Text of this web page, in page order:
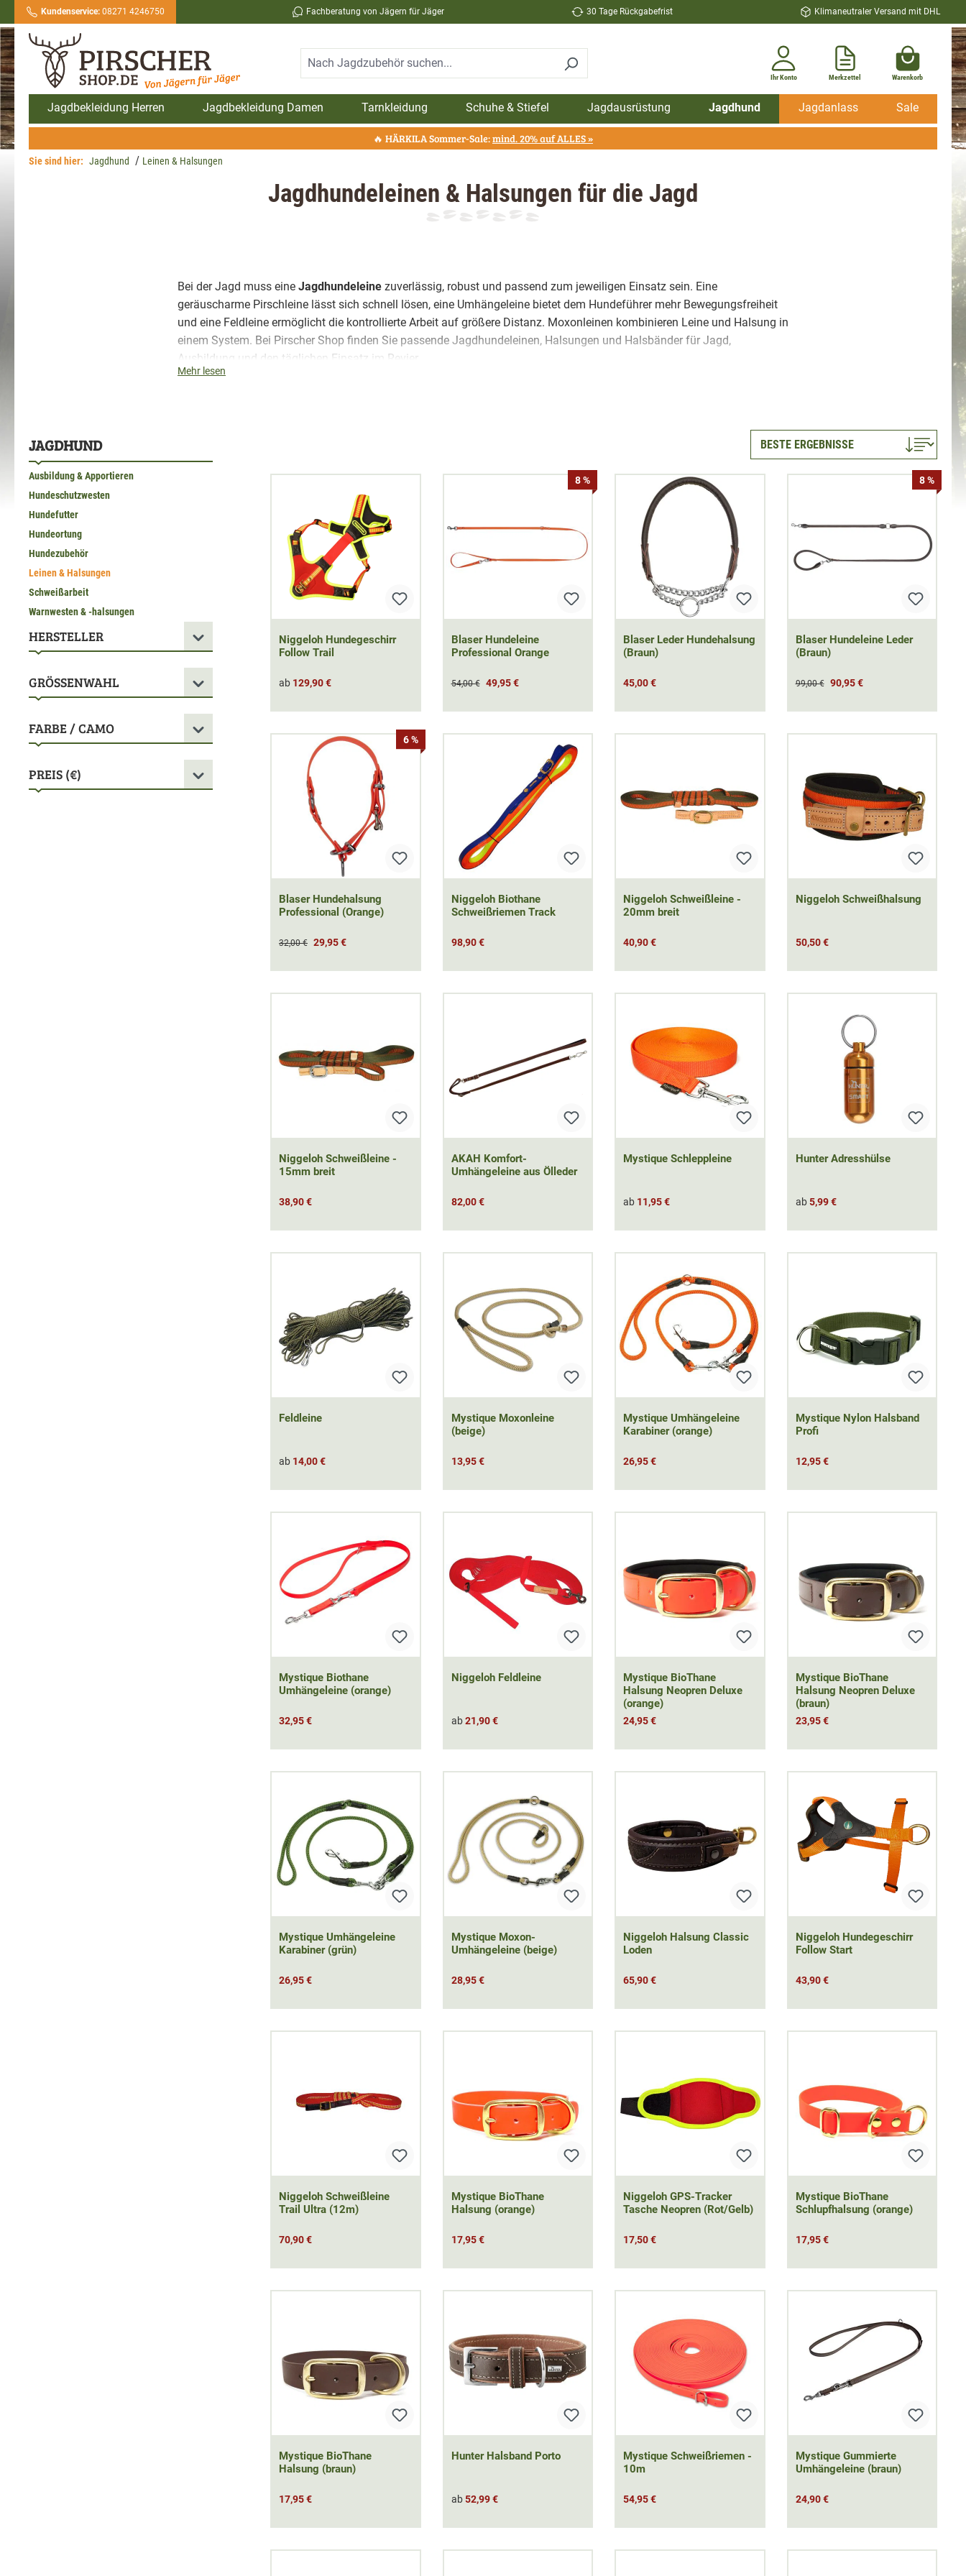
Zur Hauptnavigation springen
Kundenservice:08271 4246750 Fachberatung von Jägern für Jäger 30 Tage Rückgabefrist Klimaneutraler Versand mit DHL
Ihr Konto Merkzettel Warenkorb
Jagdbekleidung Herren Jagdbekleidung Damen Tarnkleidung Schuhe & Stiefel Jagdausrüstung Jagdhund Jagdanlass Sale
🔥 HÄRKILA Sommer-Sale:mind. 20% auf ALLES »
Sie sind hier: Jagdhund Leinen & Halsungen
Jagdhundeleinen & Halsungen für die Jagd
Bei der Jagd muss eine Jagdhundeleine zuverlässig, robust und passend zum jeweiligen Einsatz sein. Eine
geräuscharme Pirschleine lässt sich schnell lösen, eine Umhängeleine bietet dem Hundeführer mehr Bewegungsfreiheit
und eine Feldleine ermöglicht die kontrollierte Arbeit auf größere Distanz. Moxonleinen kombinieren Leine und Halsung in
einem System. Bei Pirscher Shop finden Sie passende Jagdhundeleinen, Halsungen und Halsbänder für Jagd,
Ausbildung und den täglichen Einsatz im Revier.
Griffigkeit, Pflege und Witterungsbeständigkeit. Vertreten sind unter anderem Produkte von
AKAH
//Leinen-Typen » Material » Nach Jagdart » Marken »
Häufige Fragen »
Mehr lesen
JAGDHUND
Ausbildung & Apportieren
Hundeschutzwesten
Hundefutter
Hundeortung
Hundezubehör
Leinen & Halsungen
Schweißarbeit
Warnwesten & -halsungen
HERSTELLER
GRÖSSENWAHL
FARBE / CAMO
PREIS (€)
Niggeloh Hundegeschirr
Follow Trail
ab 129,90 €
8 %
Blaser Hundeleine
Professional Orange
54,00 € 49,95 €
Blaser Leder Hundehalsung
(Braun)
45,00 €
8 %
Blaser Hundeleine Leder
(Braun)
99,00 € 90,95 €
6 %
Blaser Hundehalsung
Professional (Orange)
32,00 € 29,95 €
Niggeloh Biothane
Schweißriemen Track
98,90 €
Niggeloh Schweißleine -
20mm breit
40,90 €
Niggeloh Schweißhalsung
50,50 €
Niggeloh Schweißleine -
15mm breit
38,90 €
AKAH Komfort-
Umhängeleine aus Ölleder
82,00 €
Mystique Schleppleine
ab 11,95 €
Hunter Adresshülse
ab5,99 €
Feldleine
ab 14,00 €
Mystique Moxonleine
(beige)
13,95 €
Mystique Umhängeleine
Karabiner (orange)
26,95 €
Mystique Nylon Halsband
Profi
12,95 €
Mystique Biothane
Umhängeleine (orange)
32,95 €
Niggeloh Feldleine
ab21,90 €
Mystique BioThane
Halsung Neopren Deluxe
(orange)
24,95 €
Mystique BioThane
Halsung Neopren Deluxe
(braun)
23,95 €
Mystique Umhängeleine
Karabiner (grün)
26,95 €
Mystique Moxon-
Umhängeleine (beige)
28,95 €
Niggeloh Halsung Classic
Loden
65,90 €
Niggeloh Hundegeschirr
Follow Start
43,90 €
Niggeloh Schweißleine
Trail Ultra (12m)
70,90 €
Mystique BioThane
Halsung (orange)
17,95 €
Niggeloh GPS-Tracker
Tasche Neopren (Rot/Gelb)
17,50 €
Mystique BioThane
Schlupfhalsung (orange)
17,95 €
Mystique BioThane
Halsung (braun)
17,95 €
Hunter Halsband Porto
ab52,99 €
Mystique Schweißriemen -
10m
54,95 €
Mystique Gummierte
Umhängeleine (braun)
24,90 €